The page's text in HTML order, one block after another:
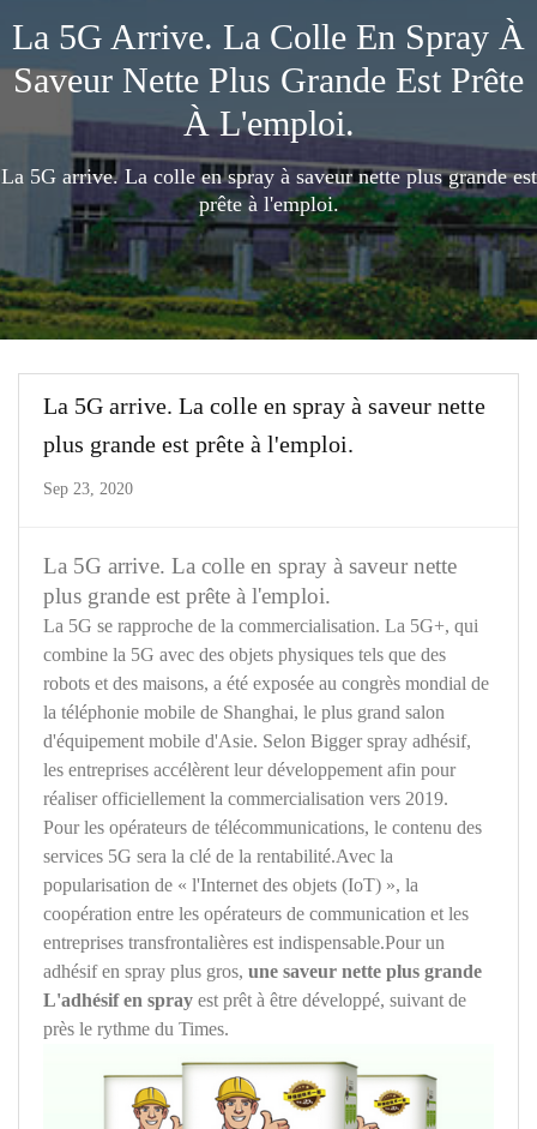
La 5G Arrive. La Colle En Spray À
Saveur Nette Plus Grande Est Prête
À L'emploi.
La 5G arrive. La colle en spray à saveur nette plus grande est
prête à l'emploi.
La 5G arrive. La colle en spray à saveur nette
plus grande est prête à l'emploi.
Sep 23, 2020
La 5G arrive. La colle en spray à saveur nette
plus grande est prête à l'emploi.
La 5G se rapproche de la commercialisation. La 5G+, qui
combine la 5G avec des objets physiques tels que des
robots et des maisons, a été exposée au congrès mondial de
la téléphonie mobile de Shanghai, le plus grand salon
d'équipement mobile d'Asie. Selon Bigger spray adhésif,
les entreprises accélèrent leur développement afin pour
réaliser officiellement la commercialisation vers 2019.
Pour les opérateurs de télécommunications, le contenu des
services 5G sera la clé de la rentabilité.Avec la
popularisation de « l'Internet des objets (IoT) », la
coopération entre les opérateurs de communication et les
entreprises transfrontalières est indispensable.Pour un
adhésif en spray plus gros, une saveur nette plus grande
L'adhésif en spray est prêt à être développé, suivant de
près le rythme du Times.